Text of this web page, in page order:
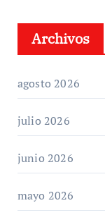
Archivos
agosto 2026
julio 2026
junio 2026
mayo 2026